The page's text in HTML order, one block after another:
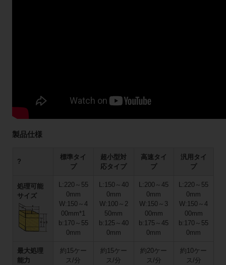
製品仕様
?
標準タイ
プ
超小型対
応タイプ
高速タイ
プ
汎用タイ
プ
処理可能
サイズ
L:220～55
0mm
W:150～4
00mm*1
b:170～55
0mm
L:150～40
0mm
W:100～2
50mm
b:125～40
0mm
L:200～45
0mm
W:150～3
00mm
b:175～45
0mm
L:220～55
0mm
W:150～4
00mm
b:170～55
0mm
最大処理
能力
約15ケー
ス/分
約15ケー
ス/分
約20ケー
ス/分
約10ケー
ス/分